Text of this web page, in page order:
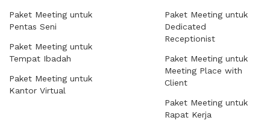
Paket Meeting untuk
Pentas Seni
Paket Meeting untuk
Tempat Ibadah
Paket Meeting untuk
Kantor Virtual
Paket Meeting untuk
Dedicated
Receptionist
Paket Meeting untuk
Meeting Place with
Client
Paket Meeting untuk
Rapat Kerja